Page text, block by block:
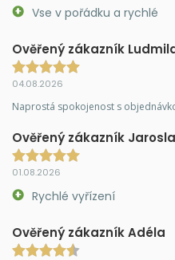
Vse v pořádku a rychlé
Ověřený zákazník
04.08.2026
Naprostá spokojenost s
Ověřený zákazník
01.08.2026
Rychlé vyřízení
Ověřený zákazník Adéla